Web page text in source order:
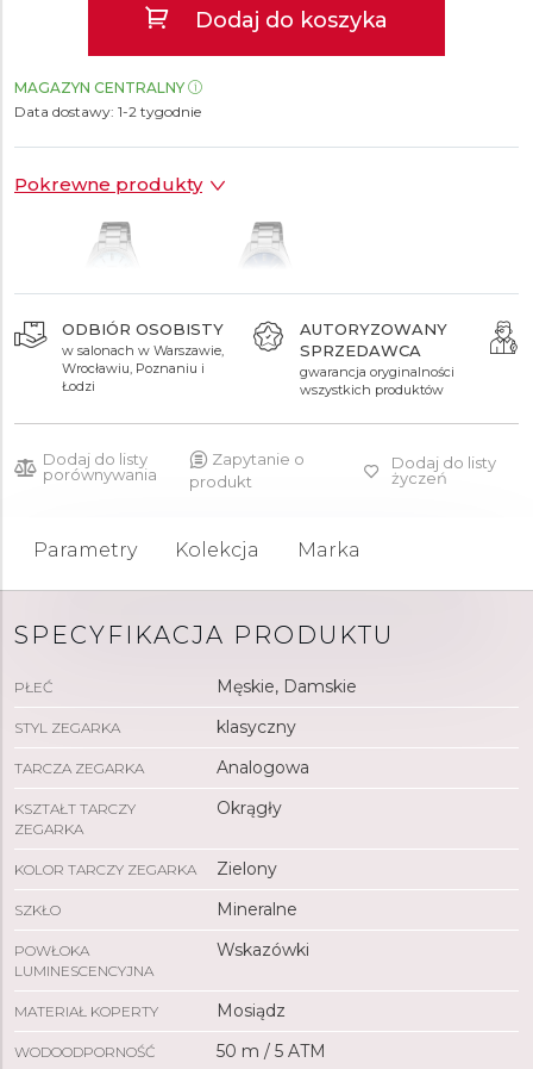
Dodaj do koszyka
MAGAZYN CENTRALNY
Data dostawy: 1-2 tygodnie
Pokrewne produkty
299 zł
ODBIÓR OSOBISTY
w salonach w Warszawie,
Wrocławiu, Poznaniu i
Łodzi
AUTORYZOWANY
SPRZEDAWCA
gwarancja oryginalności
wszystkich produktów
Dodaj do listy
porównywania
Zapytanie o
produkt
Dodaj do listy
życzeń
Parametry Kolekcja Marka
SPECYFIKACJA PRODUKTU
PŁEĆ Męskie, Damskie
STYL ZEGARKA klasyczny
TARCZA ZEGARKA Analogowa
KSZTAŁT TARCZY
ZEGARKA
Okrągły
KOLOR TARCZY ZEGARKA Zielony
SZKŁO Mineralne
POWŁOKA
LUMINESCENCYJNA
Wskazówki
MATERIAŁ KOPERTY Mosiądz
WODOODPORNOŚĆ 50 m / 5 ATM